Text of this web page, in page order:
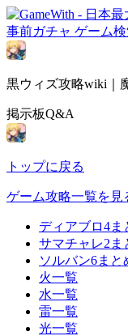
事前ガチャ ゲーム検
黒ウィズ攻略wiki｜
掲示板Q&A
トップに戻る
ゲーム攻略一覧を見
ディアブロ4ま
サマチャレ2ま
ソルバン6まと
火一覧
水一覧
雷一覧
光一覧